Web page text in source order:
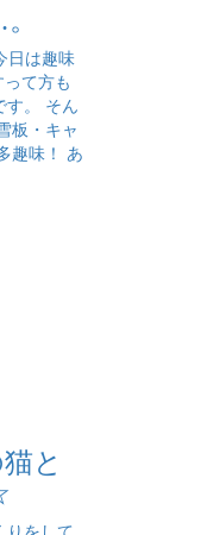
日は趣味
て方も
す。 そん
板・キャ
趣味！ あ
と